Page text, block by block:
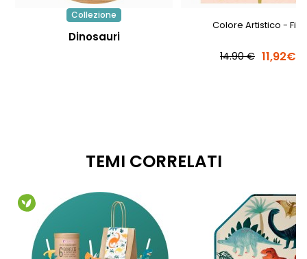
Collezione
Dinosauri
Colore Artistico - Fiori
14.90 € 11,92€
TEMI CORRELATI